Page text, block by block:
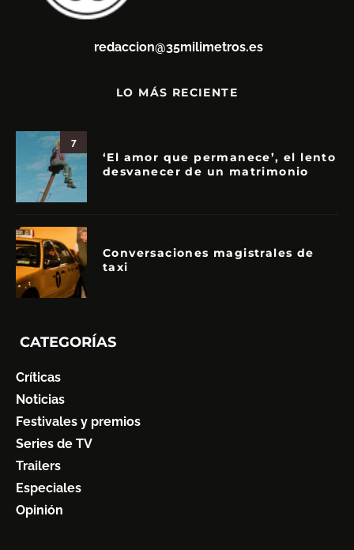
redaccion@35milimetros.es
LO MÁS RECIENTE
7
‘El amor que permanece’, el lento
desvanecer de un matrimonio
Conversaciones magistrales de
taxi
CATEGORÍAS
Críticas
Noticias
Festivales y premios
Series de TV
Trailers
Especiales
Opinión